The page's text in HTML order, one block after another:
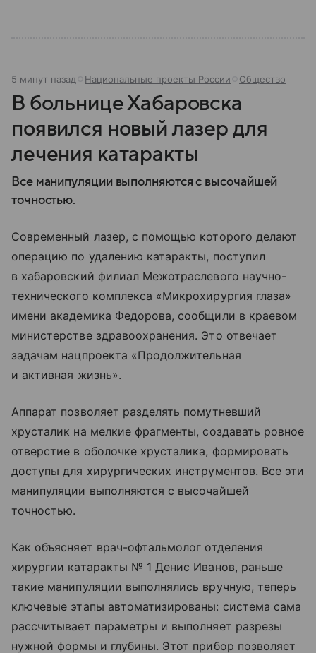
5 минут назад Национальные проекты России Общество
В больнице Хабаровска
появился новый лазер для
лечения катаракты
Все манипуляции выполняются с высочайшей
точностью.
Современный лазер, с помощью которого делают
операцию по удалению катаракты, поступил
в хабаровский филиал Межотраслевого научно-
технического комплекса «Микрохирургия глаза»
имени академика Федорова, сообщили в краевом
министерстве здравоохранения. Это отвечает
задачам нацпроекта «Продолжительная
и активная жизнь».
Аппарат позволяет разделять помутневший
хрусталик на мелкие фрагменты, создавать ровное
отверстие в оболочке хрусталика, формировать
доступы для хирургических инструментов. Все эти
манипуляции выполняются с высочайшей
точностью.
Как объясняет врач-офтальмолог отделения
хирургии катаракты № 1 Денис Иванов, раньше
такие манипуляции выполнялись вручную, теперь
ключевые этапы автоматизированы: система сама
рассчитывает параметры и выполняет разрезы
нужной формы и глубины. Этот прибор позволяет